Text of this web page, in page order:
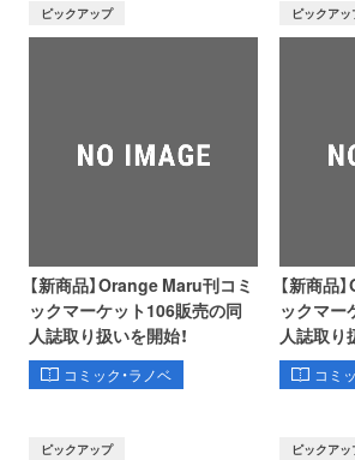
ピックアップ
【新商品】Orange Maru刊コミ
ックマーケット106販売の同
人誌取り扱いを開始！
コミック・ラノベ
ピックアッ
【新商品
ックマー
人誌取り
コミ
ピックアップ ピックアッ